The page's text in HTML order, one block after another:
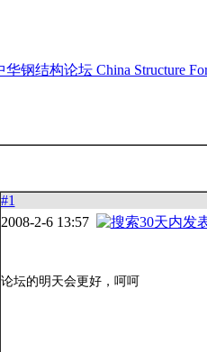
#1
2008-2-6 13:57
论坛的明天会更好，呵呵